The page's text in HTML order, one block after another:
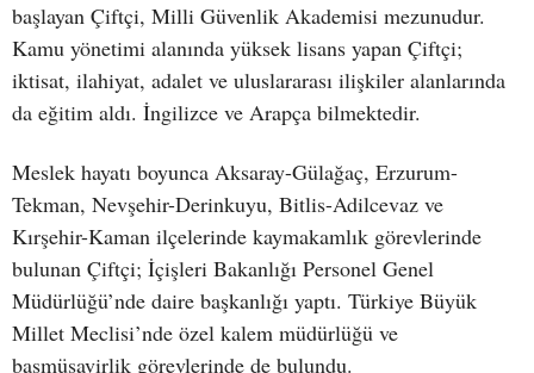
başlayan Çiftçi, Milli Güvenlik Akademisi mezunudur.
Kamu yönetimi alanında yüksek lisans yapan Çiftçi;
iktisat, ilahiyat, adalet ve uluslararası ilişkiler alanlarında
da eğitim aldı. İngilizce ve Arapça bilmektedir.
Meslek hayatı boyunca Aksaray-Gülağaç, Erzurum-
Tekman, Nevşehir-Derinkuyu, Bitlis-Adilcevaz ve
Kırşehir-Kaman ilçelerinde kaymakamlık görevlerinde
bulunan Çiftçi; İçişleri Bakanlığı Personel Genel
Müdürlüğü’nde daire başkanlığı yaptı. Türkiye Büyük
Millet Meclisi’nde özel kalem müdürlüğü ve
başmüşavirlik görevlerinde de bulundu.